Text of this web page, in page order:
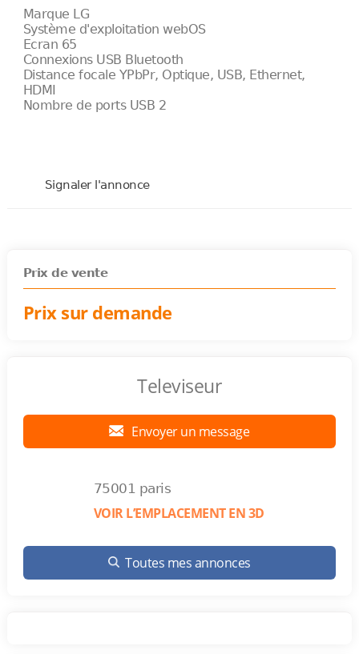
Marque LG
Système d'exploitation webOS
Ecran 65
Connexions USB Bluetooth
Distance focale YPbPr, Optique, USB, Ethernet,
HDMI
Nombre de ports USB 2
Signaler l'annonce
Prix de vente
Prix sur demande
Televiseur
Envoyer un message
75001 paris
VOIR L’EMPLACEMENT EN 3D
Toutes mes annonces